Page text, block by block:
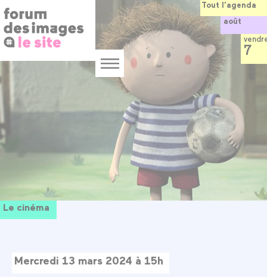
Panneau de gestion des cookies
au
contenu
principal
Menu
Le cinéma
Mercredi 13 mars 2024 à 15h
Tout l’agenda
août
7